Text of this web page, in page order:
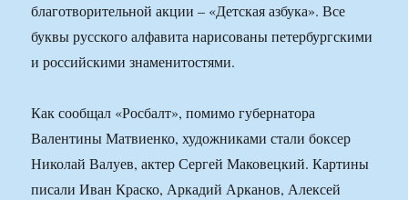
благотворительной акции – «Детская азбука». Все
буквы русского алфавита нарисованы петербургскими
и российскими знаменитостями.
Как сообщал «Росбалт», помимо губернатора
Валентины Матвиенко, художниками стали боксер
Николай Валуев, актер Сергей Маковецкий. Картины
писали Иван Краско, Аркадий Арканов, Алексей